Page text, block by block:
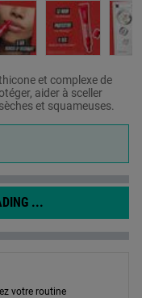
et complexe de
aider à sceller
et squameuses.
...
votre routine